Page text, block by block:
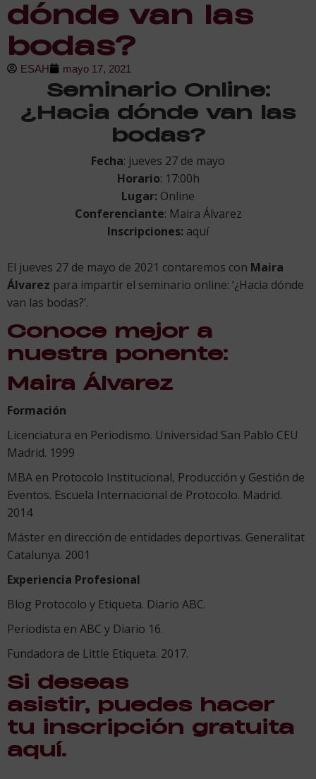
dónde van las
bodas?
ESAH mayo 17, 2021
Seminario Online:
¿Hacia dónde van las
bodas?
Fecha: jueves 27 de mayo
Horario: 17:00h
Lugar: Online
Conferenciante: Maira Álvarez
Inscripciones: aquí
El jueves 27 de mayo de 2021 contaremos con Maira
Álvarez para impartir el seminario online: ‘¿Hacia dónde
van las bodas?’.
Conoce mejor a
nuestra ponente:
Maira Álvarez
Formación
Licenciatura en Periodismo. Universidad San Pablo CEU
Madrid. 1999
MBA en Protocolo Institucional, Producción y Gestión de
Eventos. Escuela Internacional de Protocolo. Madrid.
2014
Máster en dirección de entidades deportivas. Generalitat
Catalunya. 2001
Experiencia Profesional
Blog Protocolo y Etiqueta. Diario ABC.
Periodista en ABC y Diario 16.
Fundadora de Little Etiqueta. 2017.
Si deseas
asistir, puedes hacer
tu inscripción gratuita
aquí.